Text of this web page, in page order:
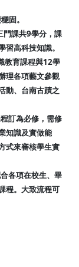
固。
門課共9學分，課
高科技知識。
教育課程與12學
理各項藝文參觀
動、台南古蹟之
訂為必修，需修
知識及實做能
式來審核學生實
各項在校生、畢
程。大致流程可